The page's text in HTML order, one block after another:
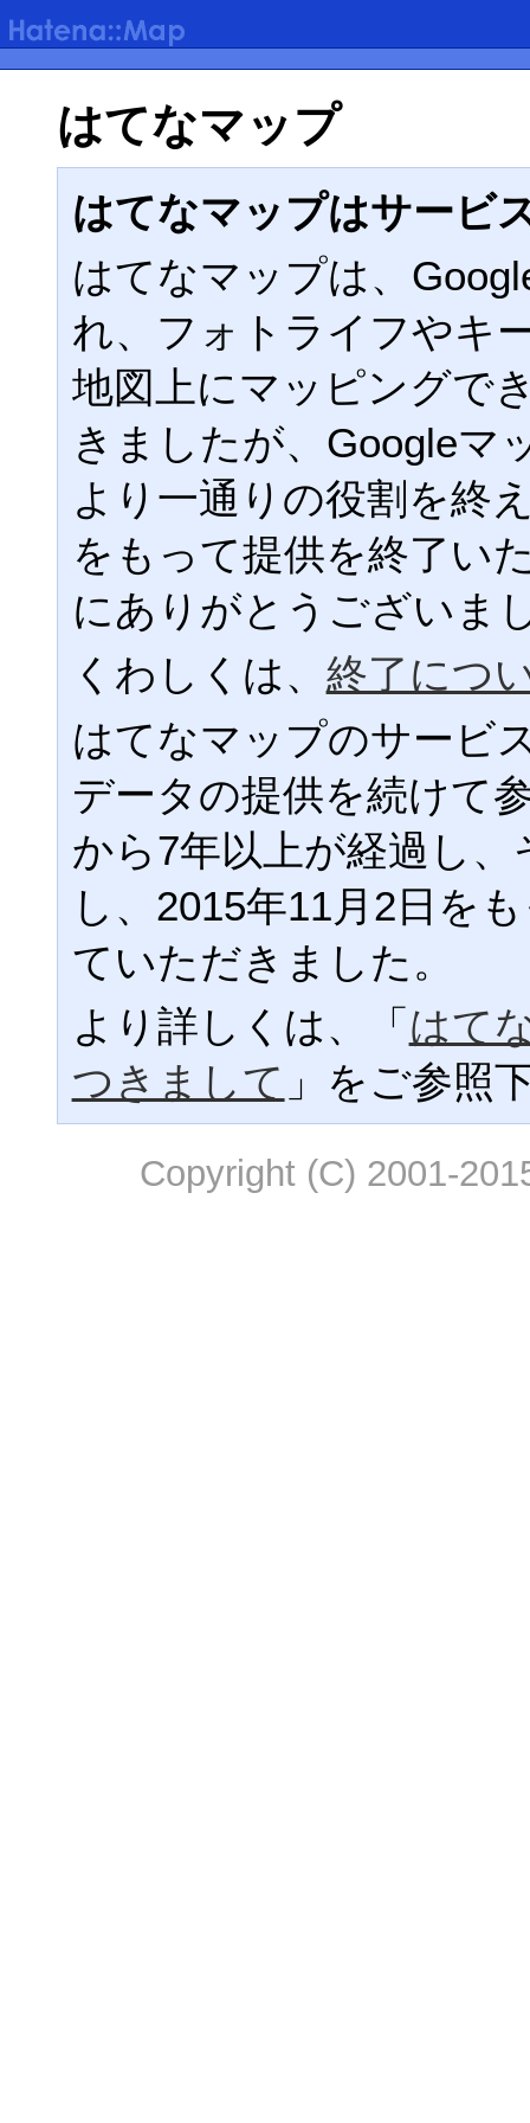
はてなマップ
はてなマップはサービ
はてなマップは、
れ、フォトライフやキ
地図上にマッピングで
きましたが、Googleマ
より一通りの役割を終
をもって提供を終了い
にありがとうございま
くわしくは、 終了につ
はてなマップのサービ
データの提供を続けて
から7年以上が経過し
し、2015年11月2日を
ていただきました。
より詳しくは、「 はて
つきまして 」をご参照
Copyright (C) 2001-